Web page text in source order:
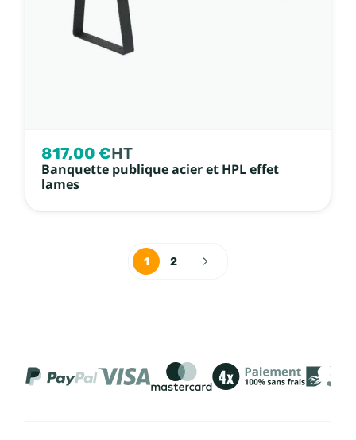
817,00 €HT
Banquette publique acier et HPL effet
lames
1 2